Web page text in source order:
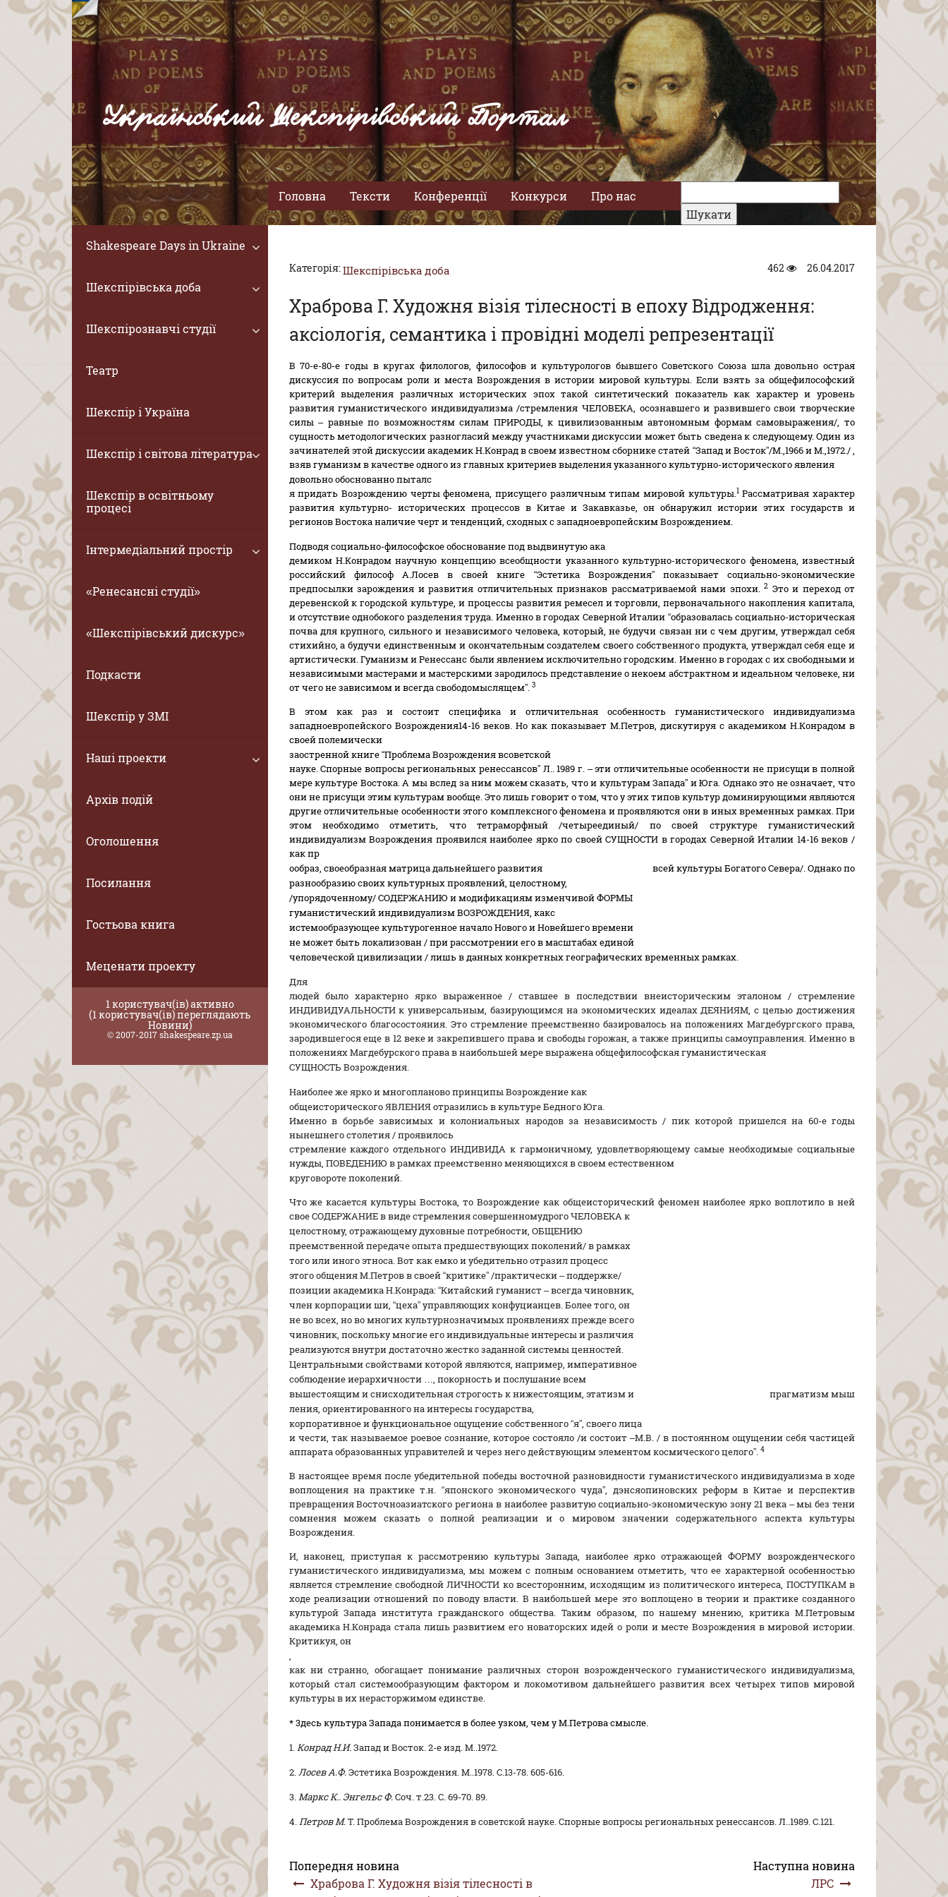
Український Шекспірівський Портал
Головна Тексти Конференції Конкурси Про нас
Shakespeare Days in Ukraine
Шекспірівська доба
Шекспірознавчі студії
Театр
Шекспір і Україна
Шекспір і світова література
Шекспір в освітньому
процесі
Інтермедіальний простір
«Ренесансні студії»
«Шекспірівський дискурс»
Подкасти
Шекспір у ЗМІ
Наші проекти
Архів подій
Оголошення
Посилання
Гостьова книга
Меценати проекту
1 користувач(ів) активно
(1 користувач(ів) переглядають
Новини)
© 2007-2017 shakespeare.zp.ua
Категорія:Шекспірівська доба 26.04.2017
462
Храброва Г. Художня візія тілесності в епоху Відродження:
аксіологія, семантика і провідні моделі репрезентації
В 70-е-80-е годы в кругах филологов, философов и культурологов бывшего Советского Союза шла довольно острая
дискуссия по вопросам роли и места Возрождения в истории мировой культуры. Если взять за общефилософский
критерий выделения различных исторических эпох такой синтетический показатель как характер и уровень
развития гуманистического индивидуализма /стремления ЧЕЛОВЕКА, осознавшего и развившего свои творческие
силы – равные по возможностям силам ПРИРОДЫ, к цивилизованным автономным формам самовыражения/, то
сущность методологических разногласий между участниками дискуссии может быть сведена к следующему. Один из
зачинателей этой дискуссии академик Н.Конрад в своем известном сборнике статей “Запад и Восток”/М.,1966 и М.,1972./ ,
взяв гуманизм в качестве одного из главных критериев выделения указанного культурно-исторического явления
довольно обоснованно пыталс
я придать Возрождению черты феномена, присущего различным типам мировой культуры.1Рассматривая характер
развития культурно- исторических процессов в Китае и Закавказье, он обнаружил истории этих государств и
регионов Востока наличие черт и тенденций, сходных с западноевропейским Возрождением.
Подводя социально-философское обоснование под выдвинутую ака
демиком Н.Конрадом научную концепцию всеобщности указанного культурно-исторического феномена, известный
российский философ А.Лосев в своей книге “Эстетика Возрождения” показывает социально-экономические
предпосылки зарождения и развития отличительных признаков рассматриваемой нами эпохи. 2 Это и переход от
деревенской к городской культуре, и процессы развития ремесел и торговли, первоначального накопления капитала,
и отсутствие однобокого разделения труда. Именно в городах Северной Италии “образовалась социально-историческая
почва для крупного, сильного и независимого человека, который, не будучи связан ни с чем другим, утверждал себя
стихийно, а будучи единственным и окончательным создателем своего собственного продукта, утверждал себя еще и
артистически. Гуманизм и Ренессанс были явлением исключительно городским. Именно в городах с их свободными и
независимыми мастерами и мастерскими зародилось представление о некоем абстрактном и идеальном человеке, ни
от чего не зависимом и всегда свободомыслящем”. 3
В этом как раз и состоит специфика и отличительная особенность гуманистического индивидуализма
западноевропейского Возрождения14-16 веков. Но как показывает М.Петров, дискутируя с академиком Н.Конрадом в
своей полемически
заостренной книге “Проблема Возрождения всоветской
науке. Спорные вопросы региональных ренессансов” Л.. 1989 г. – эти отличительные особенности не присущи в полной
мере культуре Востока. А мы вслед за ним можем сказать, что и культурам Запада” и Юга. Однако это не означает, что
они не присущи этим культурам вообще. Это лишь говорит о том, что у этих типов культур доминирующими являются
другие отличительные особенности этого комплексного феномена и проявляются они в иных временных рамках. При
этом необходимо отметить, что тетраморфный /четыреединый/ по своей структуре гуманистический
индивидуализм Возрождения проявился наиболее ярко по своей СУЩНОСТИ в городах Северной Италии 14-16 веков /
как пр
ообраз, своеобразная матрица дальнейшего развития
всей культуры Богатого Севера/. Однако по
разнообразию своих культурных проявлений, целостному,
/упорядоченному/ СОДЕРЖАНИЮ и модификациям изменчивой ФОРМЫ
гуманистический индивидуализм ВОЗРОЖДЕНИЯ, какс
истемообразующее культурогенное начало Нового и Новейшего времени
не может быть локализован / при рассмотрении его в масштабах единой
человеческой цивилизации / лишь в данных конкретных географических временных рамках.
Для
людей было характерно ярко выраженное / ставшее в последствии внеисторическим эталоном / стремление
ИНДИВИДУАЛЬНОСТИ к универсальным, базирующимся на экономических идеалах ДЕЯНИЯМ, с целью достижения
экономического благосостояния. Это стремление преемственно базировалось на положениях Магдебургского права,
зародившегося еще в 12 веке и закрепившего права и свободы горожан, а также принципы самоуправления. Именно в
положениях Магдебурского права в наибольшей мере выражена общефилософская гуманистическая
СУЩНОСТЬ Возрождения.
Наиболее же ярко и многопланово принципы Возрождение как
общеисторического ЯВЛЕНИЯ отразились в культуре Бедного Юга.
Именно в борьбе зависимых и колониальных народов за независимость / пик которой пришелся на 60-е годы
нынешнего столетия / проявилось
стремление каждого отдельного ИНДИВИДА к гармоничному, удовлетворяющему самые необходимые социальные
нужды, ПОВЕДЕНИЮ в рамках преемственно меняющихся в своем естественном
круговороте поколений.
Что же касается культуры Востока, то Возрождение как общеисторический феномен наиболее ярко воплотило в ней
свое СОДЕРЖАНИЕ в виде стремления совершенномудрого ЧЕЛОВЕКА к
целостному, отражающему духовные потребности, ОБЩЕНИЮ
преемственной передаче опыта предшествующих поколений/ в рамках
того или иного этноса. Вот как емко и убедительно отразил процесс
этого общения М.Петров в своей “критике” /практически – поддержке/
позиции академика Н.Конрада: “Китайский гуманист – всегда чиновник,
член корпорации ши, “цеха” управляющих конфуцианцев. Более того, он
не во всех, но во многих культурнозначимых проявлениях прежде всего
чиновник, поскольку многие его индивидуальные интересы и различия
реализуются внутри достаточно жестко заданной системы ценностей.
Центральными свойствами которой являются, например, императивное
соблюдение иерархичности …, покорность и послушание всем
вышестоящим и снисходительная строгость к нижестоящим, этатизм и
прагматизм мыш
ления, ориентированного на интересы государства,
корпоративное и функциональное ощущение собственного “я”, своего лица
и чести, так называемое роевое сознание, которое состояло /и состоит –М.В. / в постоянном ощущении себя частицей
аппарата образованных управителей и через него действующим элементом космического целого”. 4
В настоящее время после убедительной победы восточной разновидности гуманистического индивидуализма в ходе
воплощения на практике т.н. “японского экономического чуда”, дэнсяопиновских реформ в Китае и перспектив
превращения Восточноазиатского региона в наиболее развитую социально-экономическую зону 21 века – мы без тени
сомнения можем сказать о полной реализации и о мировом значении содержательного аспекта культуры
Возрождения.
И, наконец, приступая к рассмотрению культуры Запада, наиболее ярко отражающей ФОРМУ возрожденческого
гуманистического индивидуализма, мы можем с полным основанием отметить, что ее характерной особенностью
является стремление свободной ЛИЧНОСТИ ко всесторонним, исходящим из политического интереса, ПОСТУПКАМ в
ходе реализации отношений по поводу власти. В наибольшей мере это воплощено в теории и практике созданного
культурой Запада института гражданского общества. Таким образом, по нашему мнению, критика М.Петровым
академика Н.Конрада стала лишь развитием его новаторских идей о роли и месте Возрождения в мировой истории.
Критикуя, он
,
как ни странно, обогащает понимание различных сторон возрожденческого гуманистического индивидуализма,
который стал системообразующим фактором и локомотивом дальнейшего развития всех четырех типов мировой
культуры в их нерасторжимом единстве.
*3десь культура Запада понимается в более узком, чем у М.Петрова смысле.
1.Конрад Н.И.Запад и Восток. 2-е изд. М..1972.
2.Лосев А.Ф.Эстетика Возрождения. М..1978. С.13-78. 605-616.
3.Маркс К.. Энгельс Ф.Соч. т.23. С. 69-70. 89.
4.Петров М.Т. Проблема Возрождения в советской науке. Спорные вопросы региональных ренессансов. Л..1989. С.121.
Попередня новина
Храброва Г. Художня візія тілесності в
Наступна новина
ЛРС